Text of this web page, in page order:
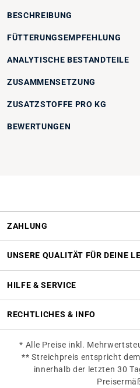
BESCHREIBUNG
FÜTTERUNGSEMPFEHLUNG
ANALYTISCHE BESTANDTEILE
ZUSAMMENSETZUNG
ZUSATZSTOFFE PRO KG
BEWERTUNGEN
ZAHLUNG
UNSERE QUALITÄT FÜR DEINE
HILFE & SERVICE
RECHTLICHES & INFO
* Alle Preise inkl.
** Streichpreis entspricht
innerhalb der letzten 30